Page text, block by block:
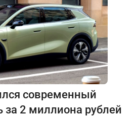
современный
за 2 миллиона рублей